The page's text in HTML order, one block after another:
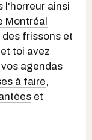
l'horreur ainsi
Montréal
frissons et
toi avez
agendas
à faire,
et